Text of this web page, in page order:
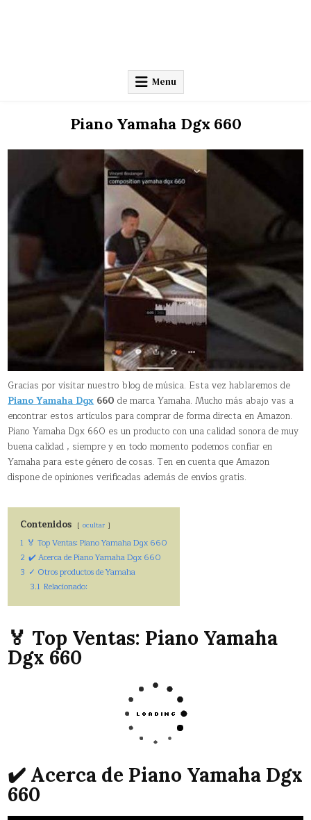
Menu
Piano Yamaha Dgx 660
Gracias por visitar nuestro blog de música. Esta vez hablaremos de
Piano Yamaha Dgx660 de marca Yamaha. Mucho más abajo vas a
encontrar estos artículos para comprar de forma directa en Amazon.
Piano Yamaha Dgx 660 es un producto con una calidad sonora de muy
buena calidad , siempre y en todo momento podemos confiar en
Yamaha para este género de cosas. Ten en cuenta que Amazon
dispone de opiniones verificadas además de envíos gratis.
Contenidos ocultar
1 🏅 Top Ventas: Piano Yamaha Dgx 660
2 ✔️ Acerca de Piano Yamaha Dgx 660
3 ✓ Otros productos de Yamaha
3.1 Relacionado:
🏅 Top Ventas: Piano Yamaha
Dgx 660
✔️ Acerca de Piano Yamaha Dgx
660